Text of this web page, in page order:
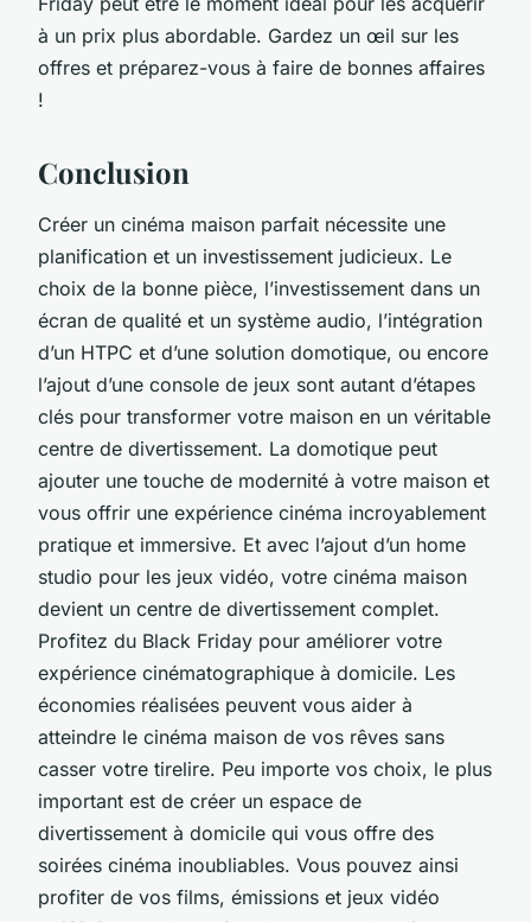
à un prix plus abordable. Gardez un œil sur les
offres et préparez-vous à faire de bonnes affaires
!
Conclusion
Créer un cinéma maison parfait nécessite une
planification et un investissement judicieux. Le
choix de la bonne pièce, l’investissement dans un
écran de qualité et un système audio, l’intégration
d’un HTPC et d’une solution domotique, ou encore
l’ajout d’une console de jeux sont autant d’étapes
clés pour transformer votre maison en un véritable
centre de divertissement. La domotique peut
ajouter une touche de modernité à votre maison et
vous offrir une expérience cinéma incroyablement
pratique et immersive. Et avec l’ajout d’un home
studio pour les jeux vidéo, votre cinéma maison
devient un centre de divertissement complet.
Profitez du Black Friday pour améliorer votre
expérience cinématographique à domicile. Les
économies réalisées peuvent vous aider à
atteindre le cinéma maison de vos rêves sans
casser votre tirelire. Peu importe vos choix, le plus
important est de créer un espace de
divertissement à domicile qui vous offre des
soirées cinéma inoubliables. Vous pouvez ainsi
profiter de vos films, émissions et jeux vidéo